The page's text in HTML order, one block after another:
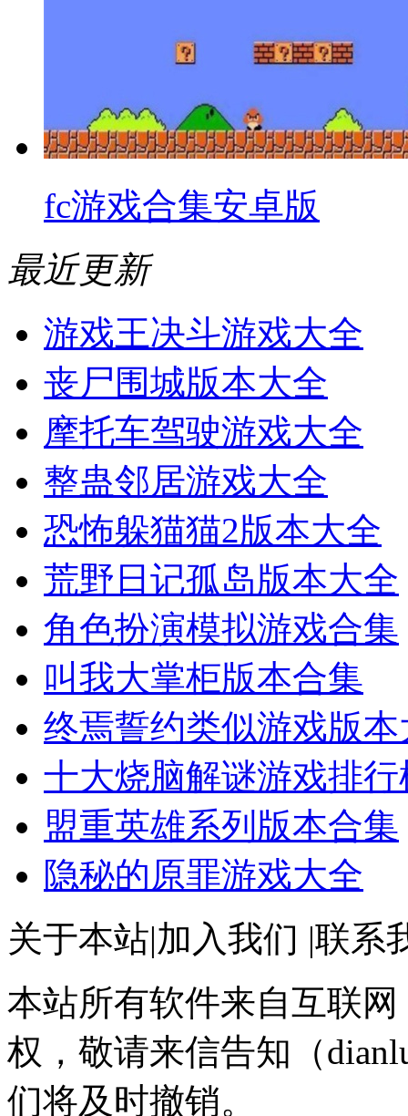
fc游戏合集安卓版
最近更新
游戏王决斗游戏大全
丧尸围城版本大全
摩托车驾驶游戏大全
整蛊邻居游戏大全
恐怖躲猫猫2版本大全
荒野日记孤岛版本大全
角色扮演模拟游戏合集
叫我大掌柜版本合集
终焉誓约类似游戏版本
十大烧脑解谜游戏排行
盟重英雄系列版本合集
隐秘的原罪游戏大全
关于本站|加入我们 |联系
本站所有软件来自互联
权，敬请来信告知（
们将及时撤销。